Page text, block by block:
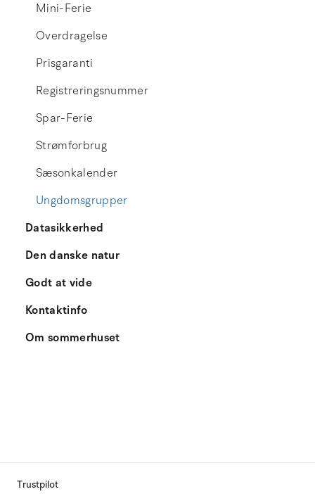
Mini-Ferie
Overdragelse
Prisgaranti
Registreringsnummer
Spar-Ferie
Strømforbrug
Sæsonkalender
Ungdomsgrupper
Datasikkerhed
Den danske natur
Godt at vide
Kontaktinfo
Om sommerhuset
Trustpilot